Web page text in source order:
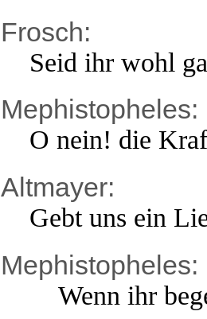
Frosch:
Seid ihr wohl
Mephistopheles:
O nein! die
Altmayer:
Gebt uns ein
Mephistopheles:
Wenn ihr